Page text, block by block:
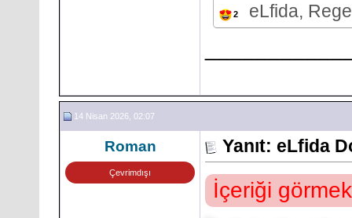
2 eLfida,
14 Nisan 2026, 02:07
Roman
Çevrimdışı
Yanıt: eLfida
İçeriği